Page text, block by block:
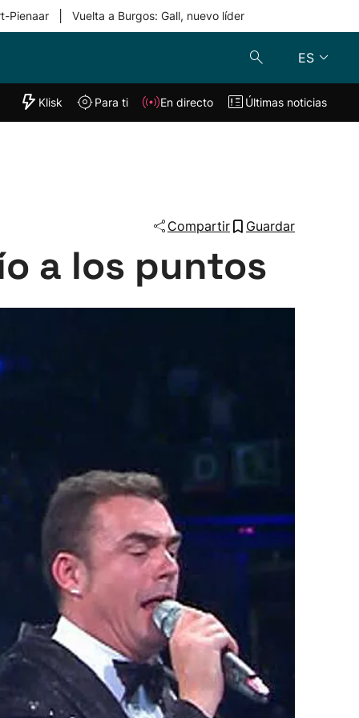
Pienaar Vuelta a Burgos: Gall, nuevo líder
ES
"Helmuga"
Klisk En directo
Klisk Para ti En directo Últimas noticias
Compartir Guardar
a los puntos